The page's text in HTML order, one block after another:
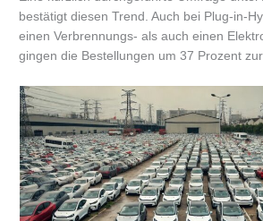
bestätigt diesen Trend. Auch bei Plug-in-
einen Verbrennungs- als auch einen
gingen die Bestellungen um 37 Prozent